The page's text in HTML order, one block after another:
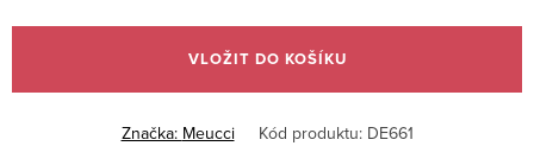
cena:
VLOŽIT DO KOŠÍKU
Značka: Meucci Kód produktu: DE661